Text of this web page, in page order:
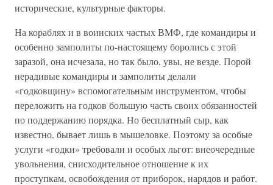
исторические, культурные факторы.
На кораблях и в воинских частых ВМФ, где командиры и
особенно замполиты по-настоящему боролись с этой
заразой, она исчезала, но так было, увы, не везде. Порой
нерадивые командиры и замполиты делали
«годковщину» вспомогательным инструментом, чтобы
переложить на годков большую часть своих обязанностей
по поддержанию порядка. Но бесплатный сыр, как
известно, бывает лишь в мышеловке. Поэтому за особые
услуги «годки» требовали и особых льгот: внеочередные
увольнения, снисходительное отношение к их
проступкам, освобождения от приборок, нарядов и работ.